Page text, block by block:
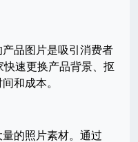
品图片是吸引消费者
速更换产品背景、抠
和成本。
的照片素材。通过